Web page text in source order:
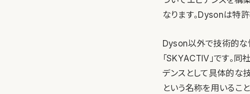
なります。Dysonは特
Dyson以外で技術的な
「SKYACTIV」です。
デンスとして具体的な
という名称を用いるこ